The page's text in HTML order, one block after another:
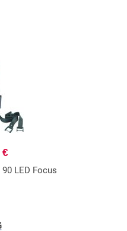
€
LED Focus